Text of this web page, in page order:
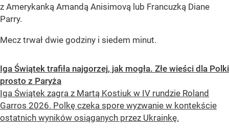
z Amerykanką Amandą Anisimovą lub Francuzką Diane
Parry.
Mecz trwał dwie godziny i siedem minut.
Iga Świątek trafiła najgorzej, jak mogła. Złe wieści dla Polki
prosto z Paryża
Iga Świątek zagra z Martą Kostiuk w IV rundzie Roland
Garros 2026. Polkę czeka spore wyzwanie w kontekście
ostatnich wyników osiąganych przez Ukrainkę.